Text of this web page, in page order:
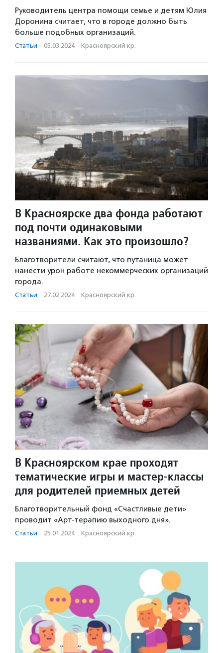
Руководитель центра помощи семье и детям Юлия
Доронина считает, что в городе должно быть
больше подобных организаций.
Статьи · 05.03.2024 · Красноярский кр.
В Красноярске два фонда работают
под почти одинаковыми
названиями. Как это произошло?
Благотворители считают, что путаница может
нанести урон работе некоммерческих организаций
города.
Статьи · 27.02.2024 · Красноярский кр.
В Красноярском крае проходят
тематические игры и мастер-классы
для родителей приемных детей
Благотворительный фонд «Счастливые дети»
проводит «Арт-терапию выходного дня».
Статьи · 25.01.2024 · Красноярский кр.